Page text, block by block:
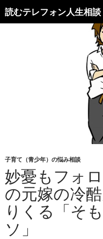
読むテレフォン人生相談
子育て（青少年）の悩み相談
妙憂もフォ
の元嫁の冷
りくる「そ
ソ」